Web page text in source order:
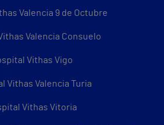
Valencia 9 de Octubre
Valencia Consuelo
Vithas Vigo
Vithas Valencia Turia
Vithas Vitoria